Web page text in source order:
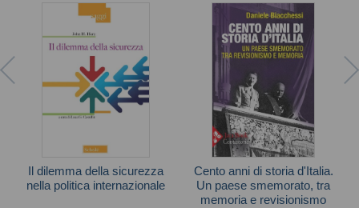
Il dilemma della sicurezza
nella politica internazionale
Cento anni di storia d'Italia.
Un paese smemorato, tra
memoria e revisionismo